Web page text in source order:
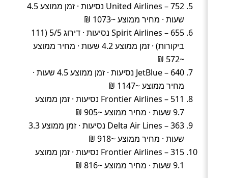
United Airlines – 752 נסיעות · זמן ממוצע 4.5
שעות · מחיר ממוצע ~1073 ₪
Spirit Airlines – 655 נסיעות · דירוג 5/5 (111
ביקורות) · זמן ממוצע 4.2 שעות · מחיר ממוצע
~572 ₪
JetBlue – 640 נסיעות · זמן ממוצע 4.5 שעות ·
מחיר ממוצע ~1147 ₪
Frontier Airlines – 511 נסיעות · זמן ממוצע
9.7 שעות · מחיר ממוצע ~905 ₪
Delta Air Lines – 363 נסיעות · זמן ממוצע 3.3
שעות · מחיר ממוצע ~918 ₪
Frontier Airlines – 315 נסיעות · זמן ממוצע
9.1 שעות · מחיר ממוצע ~816 ₪